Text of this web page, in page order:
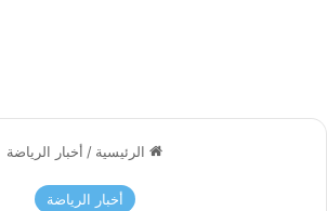
الرئيسية / أخبار الرياضة
أخبار الرياضة